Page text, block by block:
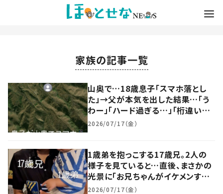
家族の記事一覧
山奥で…18歳息子「スマホ落とし
た」→父が本気を出した結果…「う
わー」「ハード過ぎる…」「桁違いの
大捜索」
2026/07/17（金）
1歳弟を抱っこする17歳兄。2人の
様子を見ていると…直後、まさかの
光景に「お兄ちゃんがイケメンすぎ
る」「愛が目から溢れてる！」
2026/07/17（金）